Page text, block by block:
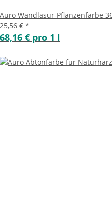
Auro Wandlasur-Pflanzenfarbe
25,56 € *
68,16 € pro 1 l